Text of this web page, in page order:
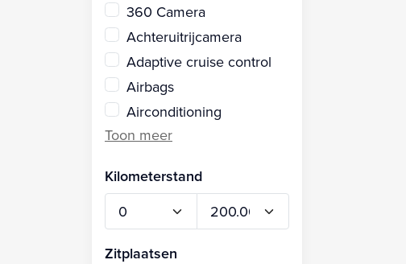
360 Camera
Achteruitrijcamera
Adaptive cruise control
Airbags
Airconditioning
Kilometerstand
Zitplaatsen